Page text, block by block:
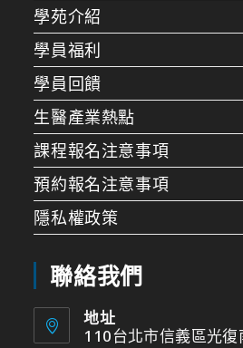
學苑介紹
學員福利
學員回饋
生醫產業熱點
課程報名注意事項
預約報名注意事項
隱私權政策
聯絡我們
地址
110台北市信義區光